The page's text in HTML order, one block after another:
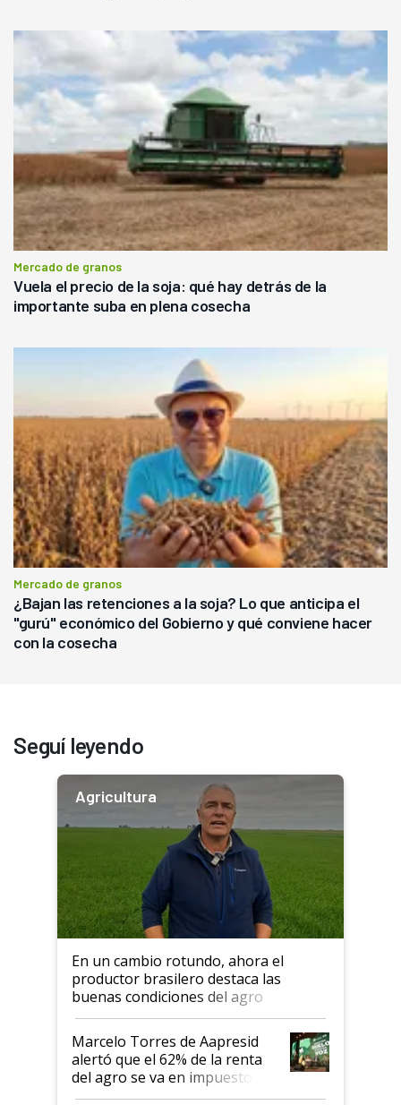
Mercado de granos
Vuela el precio de la soja: qué hay detrás de la
importante suba en plena cosecha
Mercado de granos
¿Bajan las retenciones a la soja? Lo que anticipa el
"gurú" económico del Gobierno y qué conviene hacer
con la cosecha
Seguí leyendo
Agricultura
En un cambio rotundo, ahora el
productor brasilero destaca las
buenas condiciones del agro
argentino para invertir: "Los veo
más motivados"
Marcelo Torres de Aapresid
alertó que el 62% de la renta
del agro se va en impuestos:
"No es bueno que en